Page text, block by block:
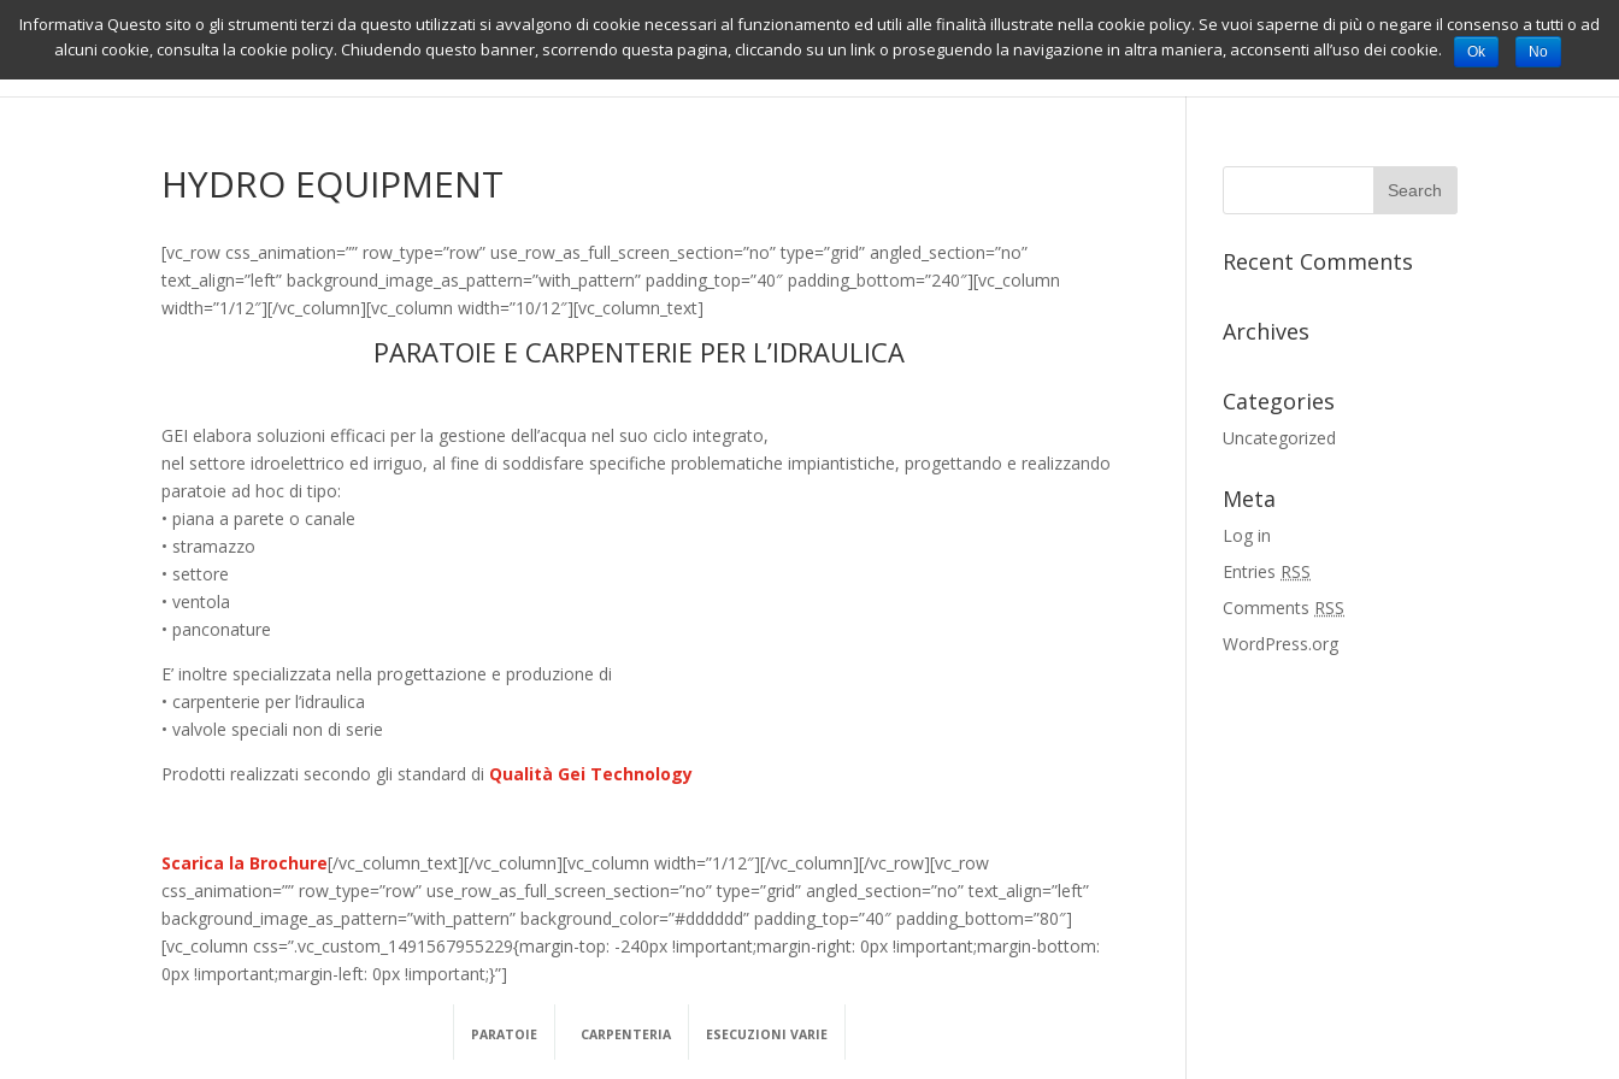
HOME PAGE WORKS CONTACT
HYDRO EQUIPMENT
[vc_row css_animation=”” row_type=”row” use_row_as_full_screen_section=”no” type=”grid” angled_section=”no”
text_align=”left” background_image_as_pattern=”with_pattern” padding_top=”40″ padding_bottom=”240″][vc_column
width=”1/12″][/vc_column][vc_column width=”10/12″][vc_column_text]
PARATOIE E CARPENTERIE PER L’IDRAULICA
GEI elabora soluzioni efficaci per la gestione dell’acqua nel suo ciclo integrato,
nel settore idroelettrico ed irriguo, al fine di soddisfare specifiche problematiche impiantistiche, progettando e realizzando
paratoie ad hoc di tipo:
• piana a parete o canale
• stramazzo
• settore
• ventola
• panconature
E’ inoltre specializzata nella progettazione e produzione di
• carpenterie per l’idraulica
• valvole speciali non di serie
Prodotti realizzati secondo gli standard di Qualità Gei Technology
Scarica la Brochure[/vc_column_text][/vc_column][vc_column width=”1/12″][/vc_column][/vc_row][vc_row
css_animation=”” row_type=”row” use_row_as_full_screen_section=”no” type=”grid” angled_section=”no” text_align=”left”
background_image_as_pattern=”with_pattern” background_color=”#dddddd” padding_top=”40″ padding_bottom=”80″]
[vc_column css=”.vc_custom_1491567955229{margin-top: -240px !important;margin-right: 0px !important;margin-bottom:
0px !important;margin-left: 0px !important;}”]
PARATOIE CARPENTERIA ESECUZIONI VARIE
Recent Comments
Archives
Categories
Uncategorized
Meta
Log in
Entries RSS
Comments RSS
WordPress.org
Informativa Questo sito o gli strumenti terzi da questo utilizzati si avvalgono di cookie necessari al funzionamento ed utili alle finalità illustrate nella cookie policy. Se vuoi saperne di più o negare il consenso a tutti o ad
alcuni cookie, consulta la cookie policy. Chiudendo questo banner, scorrendo questa pagina, cliccando su un link o proseguendo la navigazione in altra maniera, acconsenti all’uso dei cookie.
Ok No